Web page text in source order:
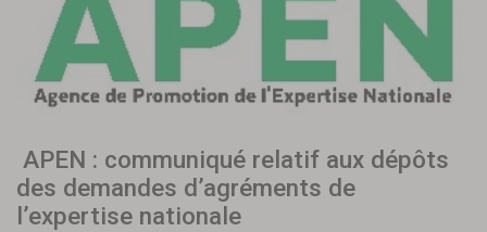
APEN : communiqué relatif aux dépôts
des demandes d’agréments de
l’expertise nationale